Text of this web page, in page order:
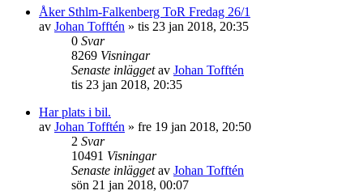
Åker Sthlm-Falkenberg ToR Fredag 26/1
av Johan Tofftén » tis 23 jan 2018, 20:35
0 Svar
8269 Visningar
Senaste inläggetav Johan Tofftén
tis 23 jan 2018, 20:35
Har plats i bil.
av Johan Tofftén » fre 19 jan 2018, 20:50
2 Svar
10491 Visningar
Senaste inläggetav Johan Tofftén
sön 21 jan 2018, 00:07